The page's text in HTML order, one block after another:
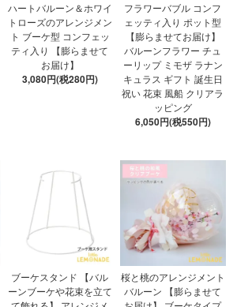
ハートバルーン＆ホワイ
トローズのアレンジメン
ト ブーケ型 コンフェッ
ティ入り 【膨らませて
お届け】
3,080円(税280円)
フラワーバブル コンフ
ェッティ入り ポット型
【膨らませてお届け】
バルーンフラワー チュ
ーリップ ミモザ ラナン
キュラス ギフト 誕生日
祝い 花束 風船 クリアラ
ッピング
6,050円(税550円)
ブーケスタンド 【バル
ーンブーケや花束を立て
桜と桃のアレンジメント
バルーン 【膨らませて